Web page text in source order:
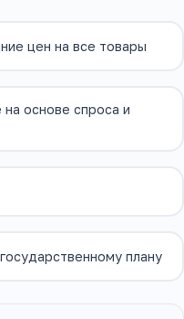
цен на все товары
основе спроса и
плану